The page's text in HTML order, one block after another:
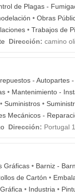
de Plagas -
• Obras
• Trabajos de
Dirección: camino
- Autopartes
• Mantenimiento -
• Suministros •
Mecánicos -
Dirección: Portugal
Gráficas • Barniz -
de Cartón •
• Industria •